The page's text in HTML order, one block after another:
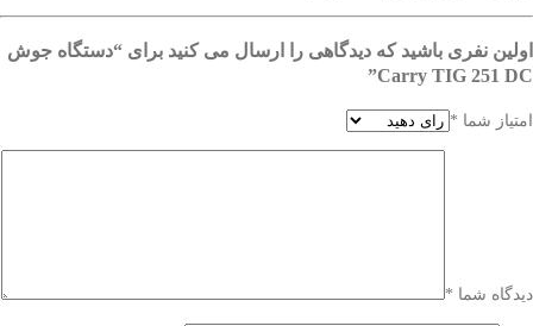
اولین نفری باشید که دیدگاهی را ارسال می کنید برای “دستگاه جوش
Carry TIG 251 DC”
امتیاز شما *
دیدگاه شما *